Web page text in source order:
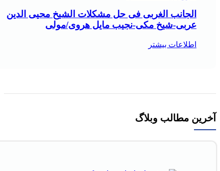
الجانب الغربی فی حل مشکلات الشیخ محیی الدین
عربی-شیخ مکی-نجیب مایل هروی/مولی
اطلاعات بیشتر
آخرین مطالب وبلاگ